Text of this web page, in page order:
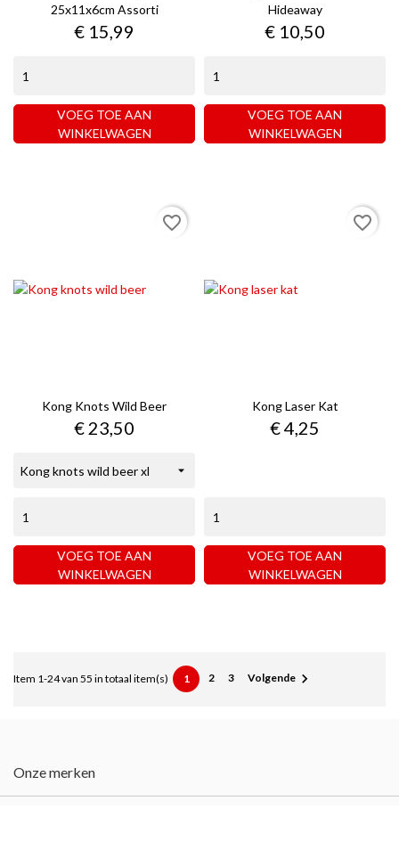
25x11x6cm Assorti
Prijs
€ 15,99
VOEG TOE AAN
WINKELWAGEN
Hideaway
Prijs
€ 10,50
VOEG TOE AAN
WINKELWAGEN
Kong Knots Wild Beer
Prijs
€ 23,50
VOEG TOE AAN
WINKELWAGEN
favorite_border
Kong Laser Kat
Prijs
€ 4,25
VOEG TOE AAN
WINKELWAGEN
favorite_border
Item 1-24 van 55 in totaal item(s) 1 2 3 Volgende 
Onze merken